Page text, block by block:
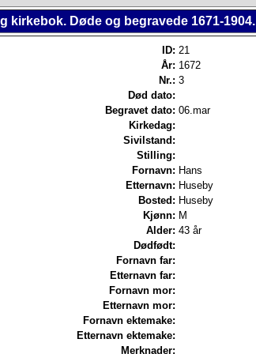
kirkebok. Døde og begravede 1671-1904.
ID: 21
År: 1672
Nr.: 3
Død dato:
Begravet dato: 06.mar
Kirkedag:
Sivilstand:
Stilling:
Fornavn: Hans
Etternavn: Huseby
Bosted: Huseby
Kjønn: M
Alder: 43 år
Dødfødt:
Fornavn far:
Etternavn far:
Fornavn mor:
Etternavn mor:
Fornavn ektemake:
Etternavn ektemake:
Merknader: